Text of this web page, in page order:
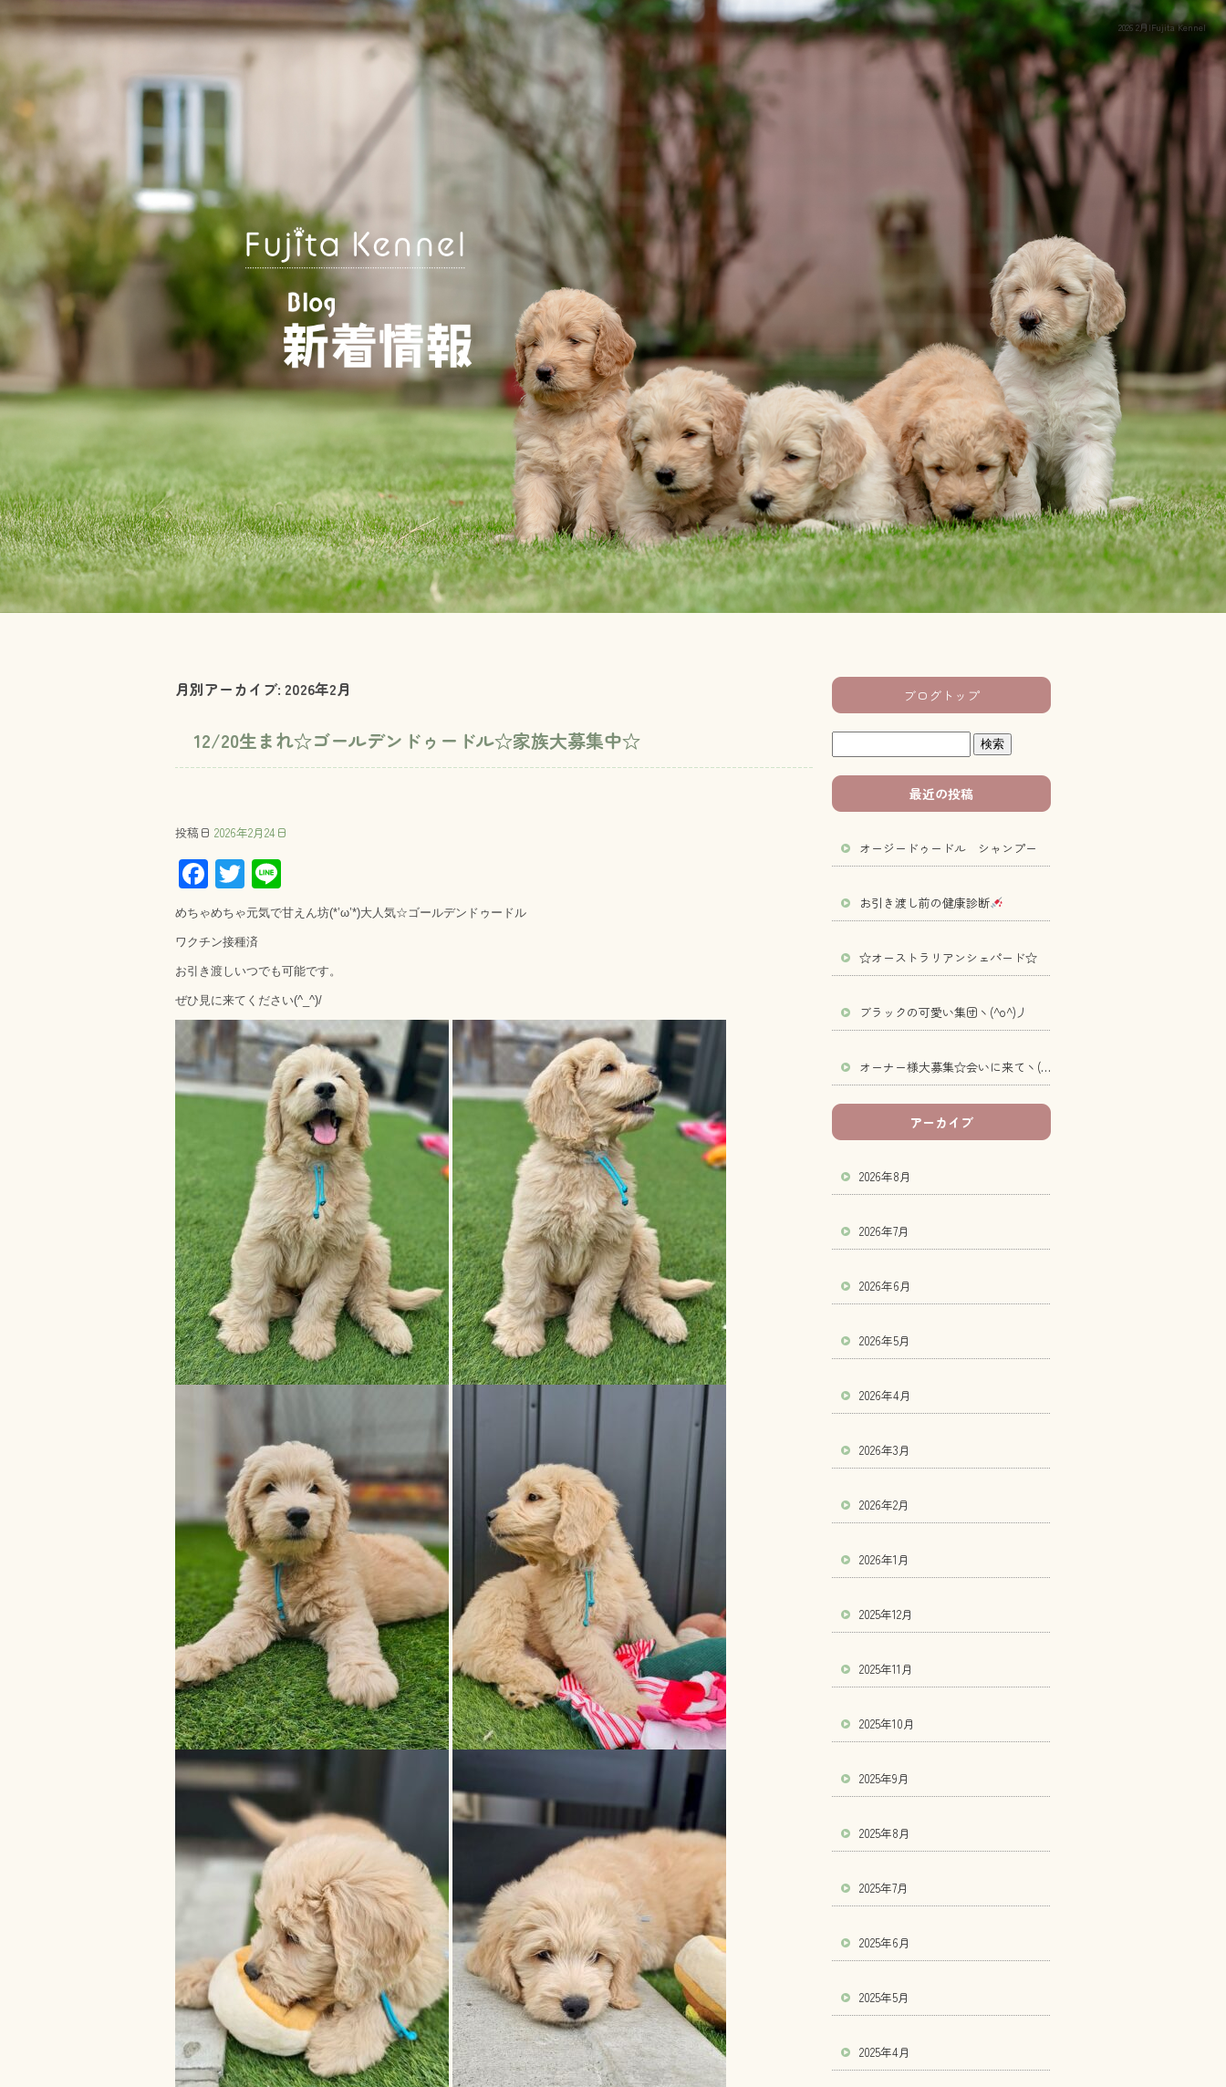
2026 2月|Fujita Kennel
月別アーカイブ: 2026年2月
12/20生まれ☆ゴールデンドゥードル☆家族大募集中☆
投稿日 2026年2月24日
F
ac
e
b
o
ok
T
wi
tt
er
ne
めちゃめちゃ元気で甘えん坊(*’ω’*)大人気☆ゴールデンドゥードル
ワクチン接種済
お引き渡しいつでも可能です。
ぜひ見に来てください(^_^)/
ブログトップ
最近の投稿
オージードゥードル シャンプー
お引き渡し前の健康診断
☆オーストラリアンシェパード☆
ブラックの可愛い集団ヽ(^o^)丿
オーナー様大募集☆会いに来てヽ(^o^)丿
アーカイブ
2026年8月
2026年7月
2026年6月
2026年5月
2026年4月
2026年3月
2026年2月
2026年1月
2025年12月
2025年11月
2025年10月
2025年9月
2025年8月
2025年7月
2025年6月
2025年5月
2025年4月